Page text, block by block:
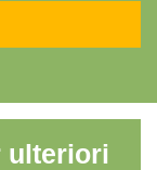
ulteriori